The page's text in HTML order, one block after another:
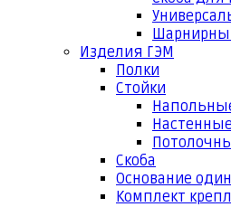
Изделия ГЭМ
Полки
Стойки
Скоба
Основание
Комплект